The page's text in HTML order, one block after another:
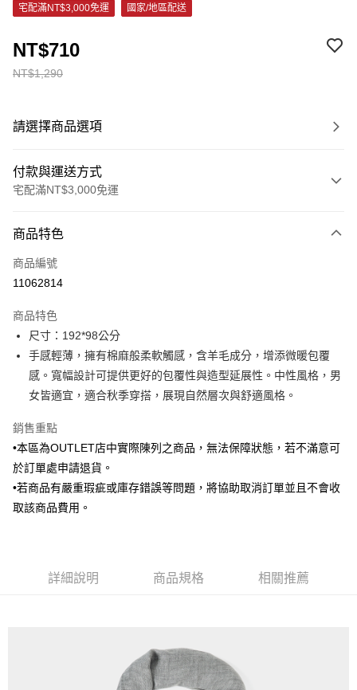
宅配滿NT$3,000免運 國家/地區配送
NT$1,290
NT$710
請選擇商品選項
付款與運送方式
宅配滿NT$3,000免運
信用卡一次付款
信用卡分期付款
合作金庫商業銀行
華南商業銀行
上海商業儲蓄銀行
台北富邦商業銀行
國泰世華商業銀行
兆豐國際商業銀行
臺灣中小企業銀行
台中商業銀行
聯邦商業銀行
元大商業銀行
永豐商業銀行
台新國際商業銀行
台灣樂天信用卡公司
6 期 0 利率 每期
華南商業銀行
彰化商業銀行
上海商業儲蓄銀行
台北富邦商業銀行
國泰世華商業銀行
兆豐國際商業銀行
匯豐（台灣）商業銀行
聯邦商業銀行
遠東國際商業銀行
元大商業銀行
玉山商業銀行
星展（台灣）商業銀行
台灣樂天信用卡公司
LINE Pay
Apple Pay
悠遊付
Google Pay
每筆NT$120，滿NT$3,000(含以上)免運費
商品特色
商品編號
11062814
商品特色
尺寸：192*98公分
手感輕薄，擁有棉麻般柔軟觸感，含羊毛成分，增添微暖包覆
感。寬幅設計可提供更好的包覆性與造型延展性。中性風格，男
女皆適宜，適合秋季穿搭，展現自然層次與舒適風格。
銷售重點
•本區為OUTLET店中實際陳列之商品，無法保障狀態，若不滿意可
於訂單處申請退貨。
•若商品有嚴重瑕疵或庫存錯誤等問題，將協助取消訂單並且不會收
取該商品費用。
詳細說明 商品規格 相關推薦